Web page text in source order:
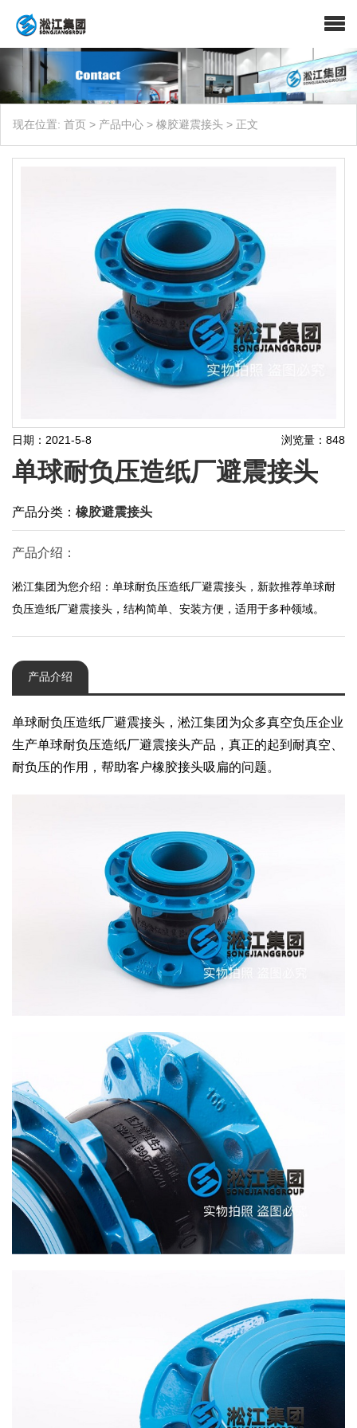
现在位置: 首页 > 产品中心 > 橡胶避震接头 > 正文
日期：2021-5-8 浏览量：848
单球耐负压造纸厂避震接头
产品分类： 橡胶避震接头
产品介绍：
淞江集团为您介绍：单球耐负压造纸厂避震接头，新款推荐单球耐
负压造纸厂避震接头，结构简单、安装方便，适用于多种领域。
产品介绍
单球耐负压造纸厂避震接头，淞江集团为众多真空负压企业
生产单球耐负压造纸厂避震接头产品，真正的起到耐真空、
耐负压的作用，帮助客户橡胶接头吸扁的问题。